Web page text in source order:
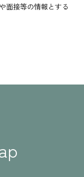
面接等の情報とする